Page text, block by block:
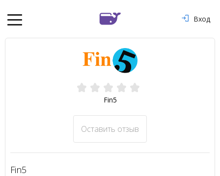
Вход
Fin5
Оставить отзыв
Fin5